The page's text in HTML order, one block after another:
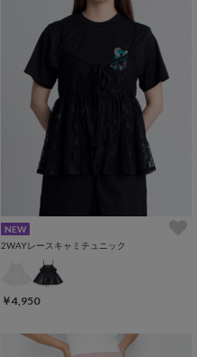
NEW
2WAYレースキャミチュニック
￥4,950